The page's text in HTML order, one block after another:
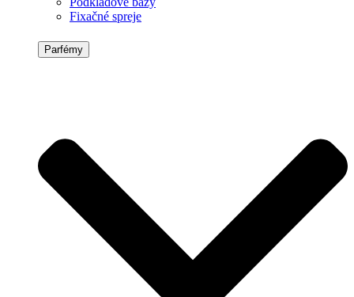
Fixačné spreje
Parfémy